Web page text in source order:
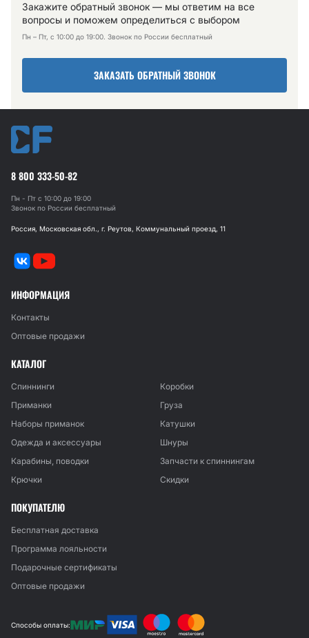
Закажите обратный звонок — мы ответим на все
вопросы и поможем определиться с выбором
Пн – Пт, с 10:00 до 19:00. Звонок по России бесплатный
ЗАКАЗАТЬ ОБРАТНЫЙ ЗВОНОК
8 800 333-50-82
Пн - Пт с 10:00 до 19:00
Звонок по России бесплатный
Россия, Московская обл., г. Реутов, Коммунальный проезд, 11
ИНФОРМАЦИЯ
Контакты
Оптовые продажи
КАТАЛОГ
Спиннинги
Коробки
Приманки
Груза
Наборы приманок
Катушки
Одежда и аксессуары
Шнуры
Карабины, поводки
Запчасти к спиннингам
Крючки
Скидки
ПОКУПАТЕЛЮ
Бесплатная доставка
Программа лояльности
Подарочные сертификаты
Оптовые продажи
Способы оплаты: